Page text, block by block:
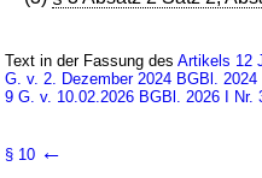
Text in der Fassung desArtikels 12
G. v. 2. Dezember 2024 BGBl.
9 G. v. 10.02.2026 BGBl. 2026 I Nr.
§ 10 ←